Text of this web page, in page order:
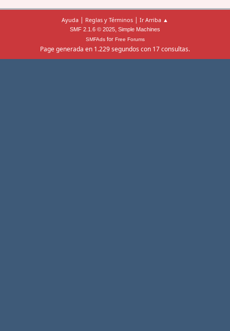
Ayuda | Reglas y Términos | Ir Arriba ▲
SMF 2.1.6 © 2025, Simple Machines
SMFAdsfor Free Forums
Page generada en 1.229 segundos con 17 consultas.